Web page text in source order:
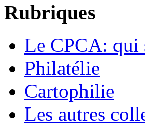
Rubriques
Le CPCA: qui
Philatélie
Cartophilie
Les autres